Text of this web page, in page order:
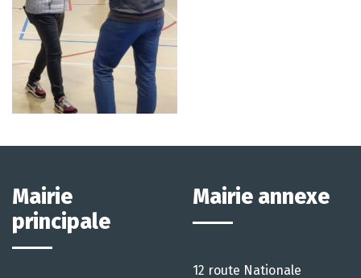
Mairie
principale
Mairie annexe
12 route Nationale